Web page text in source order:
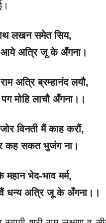
लखन समेत सिय,
आये अत्रि जू के अँगना।
अत्रि ब्रम्हानंद लयौ,
मोहि लाचौ अँगना।।
विनती मैं काह करौं,
कह सकत भुजंग ना।
महान भेद-भाव मर्म,
धन्य अत्रि जू के अँगना।।